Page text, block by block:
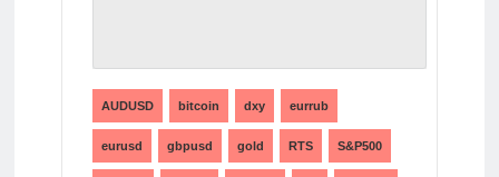
AUDUSD bitcoin dxy eurrub
eurusd gbpusd gold RTS S&P500